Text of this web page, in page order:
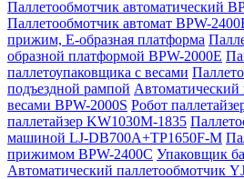
Паллетообмотчик автоматический
Паллетообмотчик автомат BPW-
прижим, Е-образная платформа
образной платформой BPW-2000E
паллетоупаковщика с весами
подъездной рампой Автоматический
весами BPW-2000S Робот
паллетайзер KW1030M-1835
машиной LJ-DB700A+TP1650F-M
прижимом BPW-2400C Упаковщик
Автоматический паллетообмотчик